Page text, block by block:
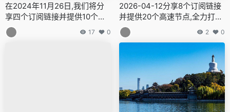
在2024年11月26日,我们将分
享四个订阅链接并提供10个高
速节点,全力打造免费的网络穿
越门户,v2ray,clash机场,科学
17 0
2026-04-12分享8个订阅链接
并提供20个高速节点,全力打造
免费的网络穿越门户,v2ray,cla
sh机场,科学上网翻墙白嫖节点,
免费梯子,白嫖梯子,免费代理,
永久免费代理
2 0